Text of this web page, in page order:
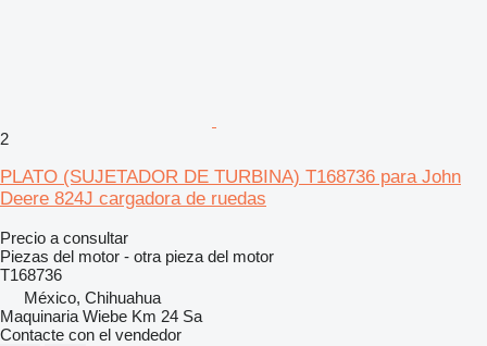
2
PLATO (SUJETADOR DE TURBINA) T168736 para John
Deere 824J cargadora de ruedas
Precio a consultar
Piezas del motor - otra pieza del motor
T168736
México, Chihuahua
Maquinaria Wiebe Km 24 Sa
Contacte con el vendedor